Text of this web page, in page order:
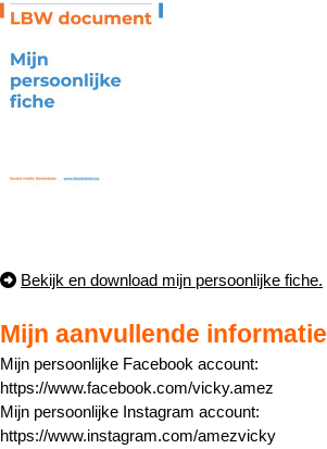
Bekijk en download mijn persoonlijke fiche.
Mijn aanvullende informatie
Mijn persoonlijke Facebook account:
https://www.facebook.com/vicky.amez
Mijn persoonlijke Instagram account:
https://www.instagram.com/amezvicky